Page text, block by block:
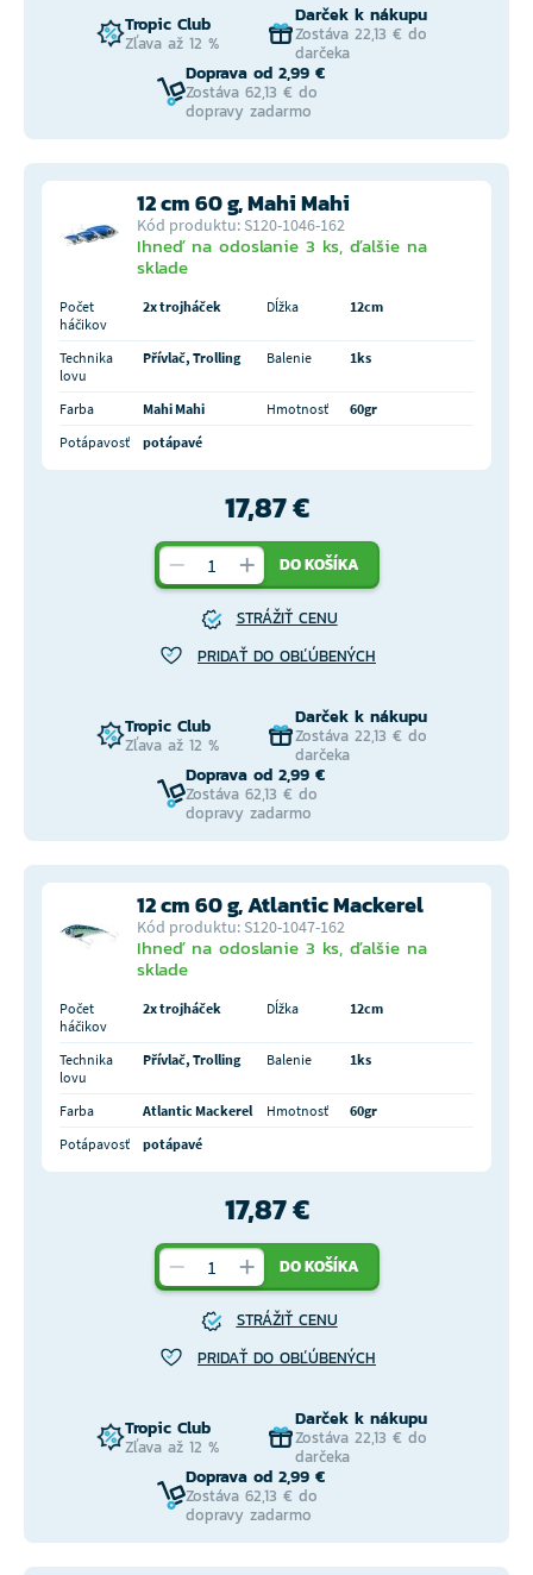
Tropic Club
Zľava až 12 %
Darček k nákupu
Zostáva 22,13 € do
darčeka
Doprava od 2,99 €
Zostáva 62,13 € do
dopravy zadarmo
12 cm 60 g, Mahi Mahi
Kód produktu: S120-1046-162
Ihneď na odoslanie 3 ks, ďalšie na
sklade
Počet
háčikov
2x trojháček Dĺžka 12cm
Technika
lovu
Přívlač, Trolling Balenie 1ks
Farba Mahi Mahi Hmotnosť
60gr
Potápavosť
potápavé
17,87 €
DO KOŠÍKA
STRÁŽIŤ CENU
PRIDAŤ DO OBĽÚBENÝCH
Tropic Club
Zľava až 12 %
Darček k nákupu
Zostáva 22,13 € do
darčeka
Doprava od 2,99 €
Zostáva 62,13 € do
dopravy zadarmo
12 cm 60 g, Atlantic Mackerel
Kód produktu: S120-1047-162
Ihneď na odoslanie 3 ks, ďalšie na
sklade
Počet
háčikov
2x trojháček Dĺžka 12cm
Technika
lovu
Přívlač, Trolling Balenie 1ks
Farba Atlantic Mackerel Hmotnosť
60gr
Potápavosť
potápavé
17,87 €
DO KOŠÍKA
STRÁŽIŤ CENU
PRIDAŤ DO OBĽÚBENÝCH
Tropic Club
Zľava až 12 %
Darček k nákupu
Zostáva 22,13 € do
darčeka
Doprava od 2,99 €
Zostáva 62,13 € do
dopravy zadarmo